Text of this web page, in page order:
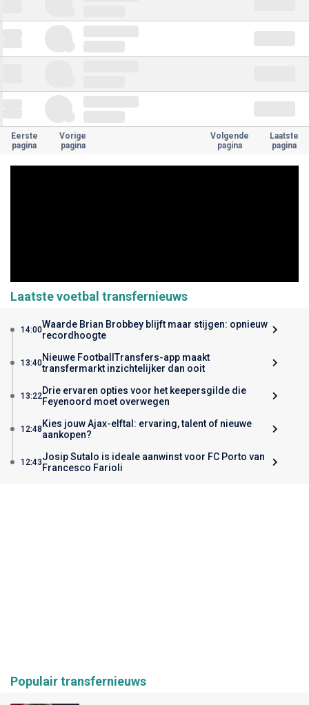
Eerste
pagina
Vorige
pagina
Volgende
pagina
Laatste
pagina
Laatste voetbal transfernieuws
14:00Waarde Brian Brobbey blijft maar stijgen: opnieuw
recordhoogte
13:40Nieuwe FootballTransfers-app maakt
transfermarkt inzichtelijker dan ooit
13:22Drie ervaren opties voor het keepersgilde die
Feyenoord moet overwegen
12:48 Kies jouw Ajax-elftal: ervaring, talent of nieuwe
aankopen?
12:43Josip Sutalo is ideale aanwinst voor FC Porto van
Francesco Farioli
Populair transfernieuws